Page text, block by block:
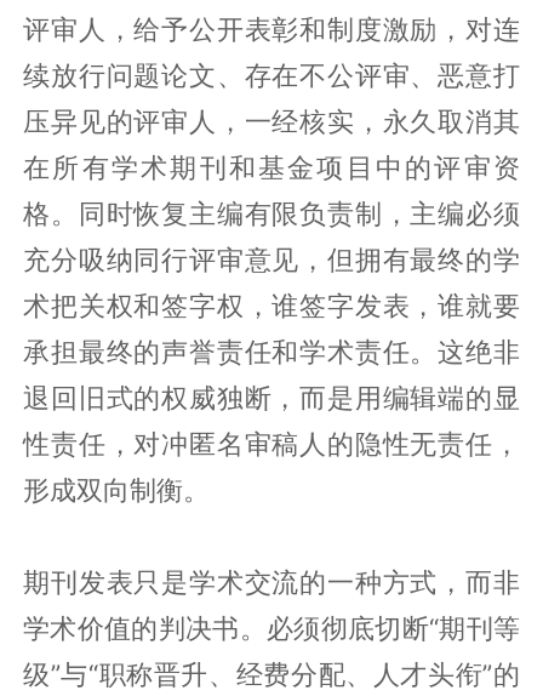
评审人，给予公开表彰和制度激励，对连
续放行问题论文、存在不公评审、恶意打
压异见的评审人，一经核实，永久取消其
在所有学术期刊和基金项目中的评审资
格。同时恢复主编有限负责制，主编必须
充分吸纳同行评审意见，但拥有最终的学
术把关权和签字权，谁签字发表，谁就要
承担最终的声誉责任和学术责任。这绝非
退回旧式的权威独断，而是用编辑端的显
性责任，对冲匿名审稿人的隐性无责任，
形成双向制衡。
期刊发表只是学术交流的一种方式，而非
学术价值的判决书。必须彻底切断“期刊等
级”与“职称晋升、经费分配、人才头衔”的